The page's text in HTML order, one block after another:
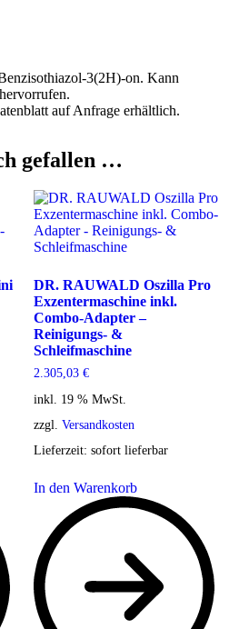
3(2H)-on. Kann
auf Anfrage erhältlich.
gefallen …
DR. RAUWALD Oszilla Pro
Exzentermaschine inkl.
Combo-Adapter –
Reinigungs- &
Schleifmaschine
2.305,03 €
inkl. 19 % MwSt.
zzgl. Versandkosten
Lieferzeit: sofort lieferbar
In den Warenkorb